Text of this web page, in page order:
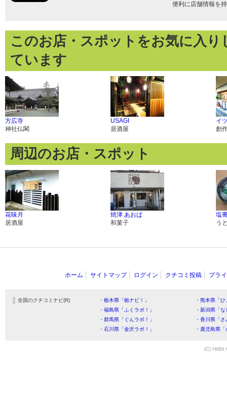
便利に店舗情報を
このお店・スポットをお気に入
ています
方広寺
神社仏閣
USAGI
居酒屋
イ
創
周辺のお店・スポット
花味月
居酒屋
焼津 あおば
和菓子
塩
う
ホーム サイトマップ ログイン クチコミ投稿 プラ
全国のクチコミナビ(R) ・栃木県「栃ナビ！」
・熊本県「
・福島県「ふくラボ！」
・新潟県「
・群馬県「ぐんラボ！」
・香川県「
・石川県「金沢ラボ！」
・鹿児島県
(C) HitBit